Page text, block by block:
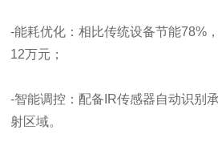
-能耗优化：相比传统设备节能78%
12万元；
-智能调控：配备IR传感器自动识别
射区域。